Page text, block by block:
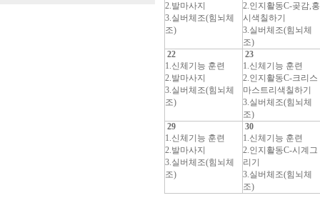
2.발마사지
3.실버체조(힘뇌체
조)
2.인지활동C-곶감,홍
시색칠하기
3.실버체조(힘뇌체
조)
22
1.신체기능 훈련
2.발마사지
3.실버체조(힘뇌체
조)
23
1.신체기능 훈련
2.인지활동C-크리스
마스트리색칠하기
3.실버체조(힘뇌체
조)
29
1.신체기능 훈련
2.발마사지
3.실버체조(힘뇌체
조)
30
1.신체기능 훈련
2.인지활동C-시계그
리기
3.실버체조(힘뇌체
조)